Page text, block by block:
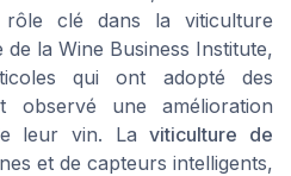
rôle clé dans la viticulture
de la Wine Business Institute,
qui ont adopté des
observé une amélioration
leur vin. Laviticulture de
et de capteurs intelligents,